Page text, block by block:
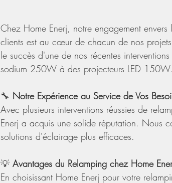
Chez Home Enerj, notre engagement
clients est au cœur de chacun de nos
le succès d'une de nos récentes
sodium 250W à des projecteurs LED 150W.
🔧 Notre Expérience au Service de Vos
Avec plusieurs interventions réussies de
Enerj a acquis une solide réputation. Nous
solutions d'éclairage plus efficaces.
💡 Avantages du Relamping chez Home
En choisissant Home Enerj pour votre